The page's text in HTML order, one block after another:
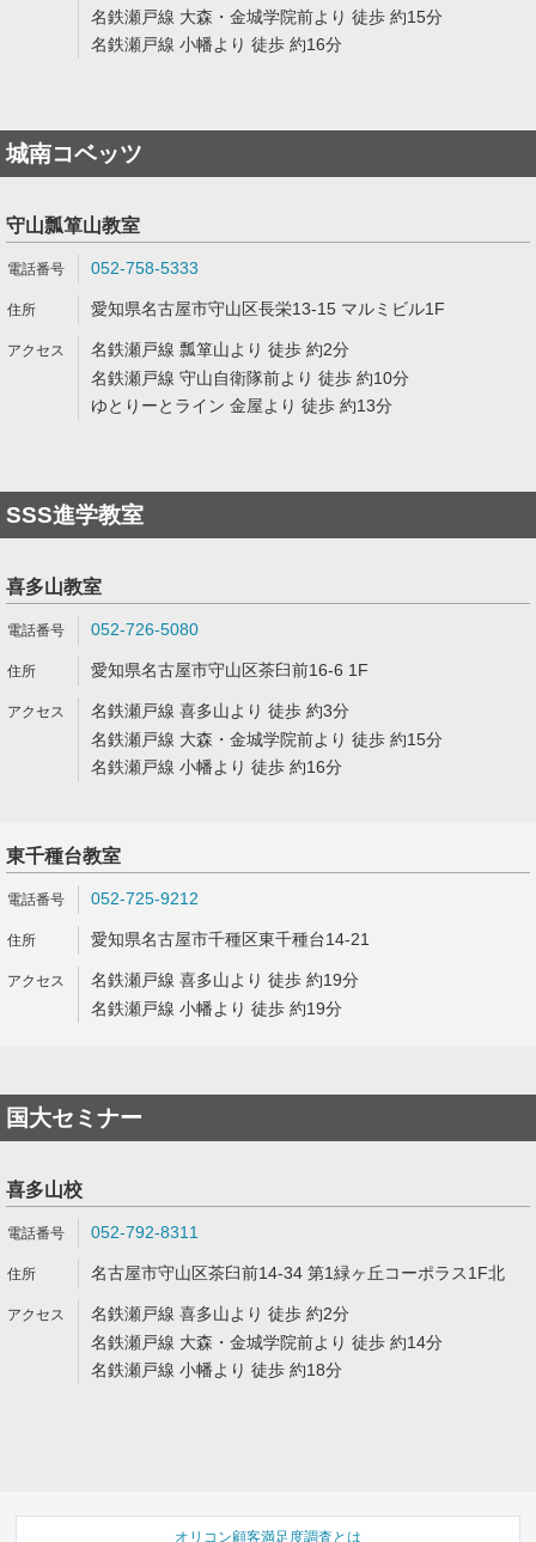
名鉄瀬戸線 大森・金城学院前より 徒歩 約15分
名鉄瀬戸線 小幡より 徒歩 約16分
城南コベッツ
守山瓢箪山教室
052-758-5333
愛知県名古屋市守山区長栄13-15 マルミビル1F
名鉄瀬戸線 瓢箪山より 徒歩 約2分
名鉄瀬戸線 守山自衛隊前より 徒歩 約10分
ゆとりーとライン 金屋より 徒歩 約13分
SSS進学教室
喜多山教室
052-726-5080
愛知県名古屋市守山区茶臼前16-6 1F
名鉄瀬戸線 喜多山より 徒歩 約3分
名鉄瀬戸線 大森・金城学院前より 徒歩 約15分
名鉄瀬戸線 小幡より 徒歩 約16分
東千種台教室
052-725-9212
愛知県名古屋市千種区東千種台14-21
名鉄瀬戸線 喜多山より 徒歩 約19分
名鉄瀬戸線 小幡より 徒歩 約19分
国大セミナー
喜多山校
052-792-8311
名古屋市守山区茶臼前14-34 第1緑ヶ丘コーポラス1F北
名鉄瀬戸線 喜多山より 徒歩 約2分
名鉄瀬戸線 大森・金城学院前より 徒歩 約14分
名鉄瀬戸線 小幡より 徒歩 約18分
オリコン顧客満足度調査とは